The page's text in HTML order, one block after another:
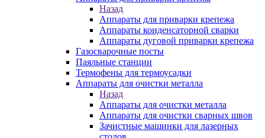
Назад
Аппараты для приварки крепежа
Аппараты конденсаторной сварки
Аппараты дуговой приварки крепежа
Газосварочные посты
Паяльные станции
Термофены для термоусадки
Аппараты для очистки металла
Назад
Аппараты для очистки металла
Аппараты для очистки сварных швов
Зачистные машинки для лазерных